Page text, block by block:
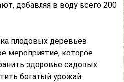
добавляя в воду всего 200
плодовых деревьев
мероприятие, которое
здоровье садовых
богатый урожай.